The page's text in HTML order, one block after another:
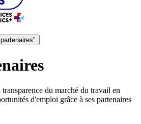
du marché du travail en
d'emploi grâce à ses partenaires